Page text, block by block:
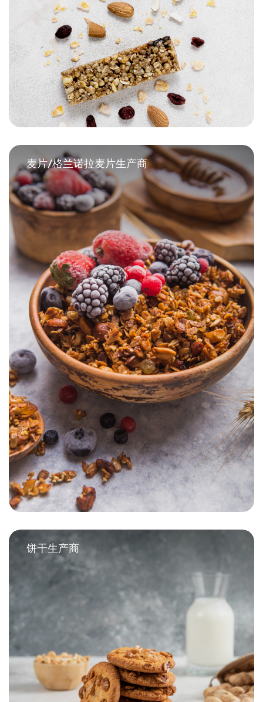
麦片/格兰诺拉麦片生产商
饼干生产商